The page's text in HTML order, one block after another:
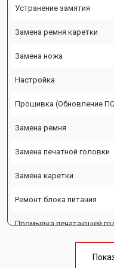
Устранение замятия
Замена ремня каретки
Замена ножа
Настройка
Прошивка (Обновление
Замена ремня
Замена печатной головки
Замена каретки
Ремонт блока питания
Промывка печатающей